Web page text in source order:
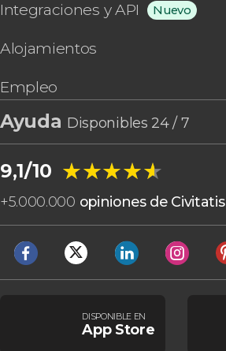
Integraciones y API Nuevo
Alojamientos
Empleo
Ayuda Disponibles 24 / 7
9,1/10 ★★★★★
★★★★★
+5.000.000 opiniones de Civitatis
DISPONIBLE EN
App Store